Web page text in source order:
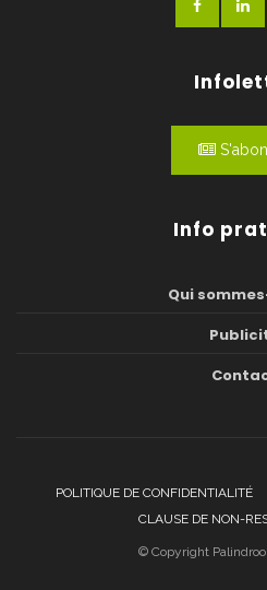
Info
Qui
POLITIQUE DE CONFIDENTIALITÉ
CLAUSE DE NON-
© Copyright